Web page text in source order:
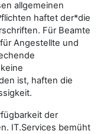
allgemeinen
haftet der*die
Für Beamte
Angestellte und
ist, haften die
der
IT.Services bemüht